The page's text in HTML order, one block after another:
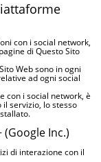
con i social network,
di Questo Sito
Web sono in ogni
ad ogni social
con i social network, è
il servizio, lo stesso
Inc.)
di interazione con il